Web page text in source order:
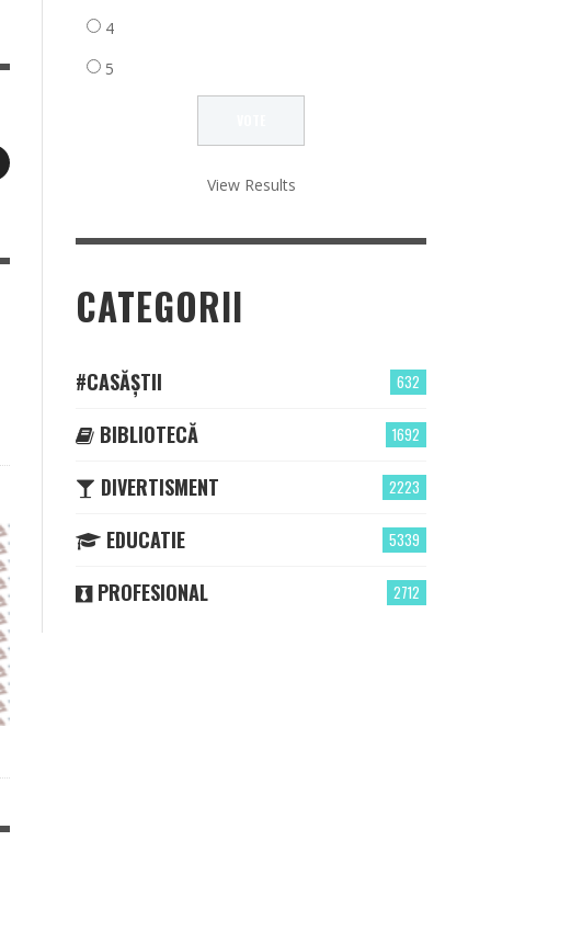
4
5
View Results
CATEGORII
632
#CASĂȘTII
1692
BIBLIOTECĂ
2223
DIVERTISMENT
5339
EDUCATIE
2712
PROFESIONAL